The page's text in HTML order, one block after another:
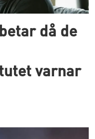
då de
varnar